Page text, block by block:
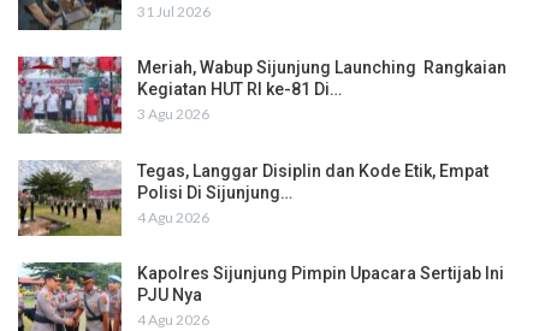
31 Jul 2026
Meriah, Wabup Sijunjung Launching Rangkaian
Kegiatan HUT RI ke-81 Di…
3 Agu 2026
Tegas, Langgar Disiplin dan Kode Etik, Empat
Polisi Di Sijunjung…
4 Agu 2026
Kapolres Sijunjung Pimpin Upacara Sertijab Ini
PJU Nya
4 Agu 2026